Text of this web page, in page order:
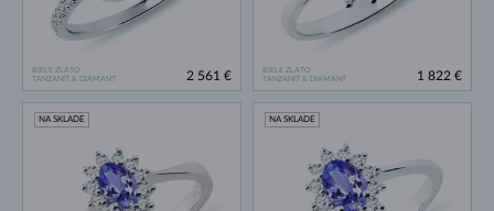
BIELE ZLATO
TANZANIT & DIAMANT
2 561 €
BIELE ZLATO
TANZANIT & DIAMANT
1 822 €
NA SKLADE NA SKLADE